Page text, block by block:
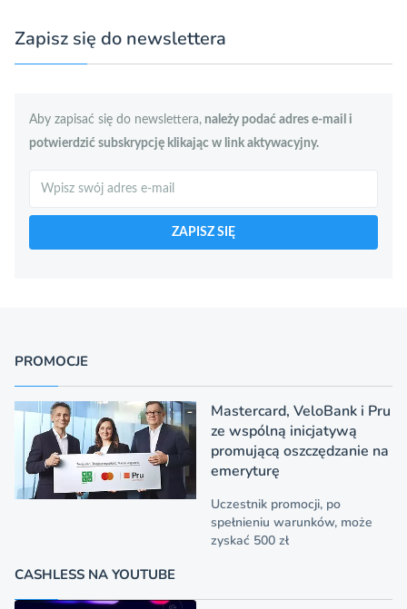
Zapisz się do newslettera
Aby zapisać się do newslettera, należy podać adres e-mail i
potwierdzić subskrypcję klikając w link aktywacyjny.
ZAPISZ SIĘ
PROMOCJE
Mastercard, VeloBank i Pru
ze wspólną inicjatywą
promującą oszczędzanie na
emeryturę
Uczestnik promocji, po
spełnieniu warunków, może
zyskać 500 zł
CASHLESS NA YOUTUBE